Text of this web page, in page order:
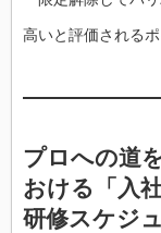
高いと評価される
プロへの道
おける「入
研修スケジ